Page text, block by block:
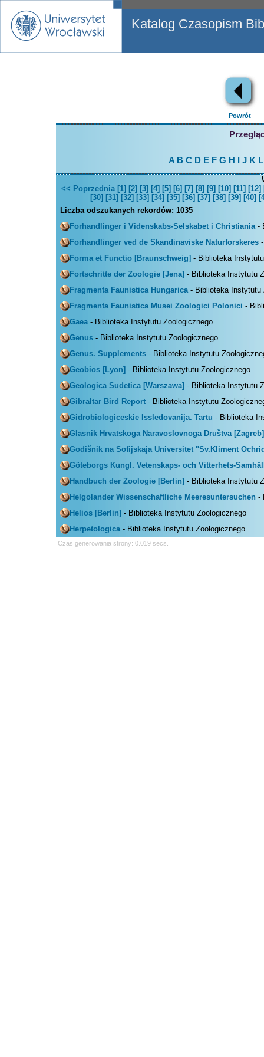
Katalog Czasopism
Powrót
A B C D EFG H J K L
<< Poprzednia [1] [2] [3] [4] [5] [6] [7] [8] [9] [10] [11] [12]
[30] [31] [32] [33] [34] [35] [36] [37] [38] [39] [40]
Liczba odszukanych rekordów: 1035
Forhandlinger i Videnskabs-Selskabet i Christiania-
Forhandlinger ved de Skandinaviske Naturforskeres
Forma et Functio [Braunschweig] - Biblioteka
Fortschritte der Zoologie [Jena] - Biblioteka Instytutu
Fragmenta Faunistica Hungarica- Biblioteka Instytutu
Fragmenta Faunistica Musei Zoologici Polonici -
Gaea- Biblioteka Instytutu Zoologicznego
Genus - Biblioteka Instytutu Zoologicznego
Genus. Supplements - Biblioteka Instytutu
Geobios [Lyon] - Biblioteka Instytutu Zoologicznego
Geologica Sudetica [Warszawa] - Biblioteka Instytutu
Gibraltar Bird Report - Biblioteka Instytutu
Gidrobiologiceskie Issledovanija. Tartu - Biblioteka
Glasnik Hrvatskoga Naravoslovnoga Društva [Zagreb]
Godišnik na Sofijskaja Universitet "Sv.Kliment
Göteborgs Kungl. Vetenskaps- och Vitterhets-
Handbuch der Zoologie [Berlin] - Biblioteka Instytutu
Helgolander Wissenschaftliche Meeresuntersuchen -
Helios [Berlin] - Biblioteka Instytutu Zoologicznego
Herpetologica- Biblioteka Instytutu Zoologicznego
Czas generowania strony: 0.019 secs.